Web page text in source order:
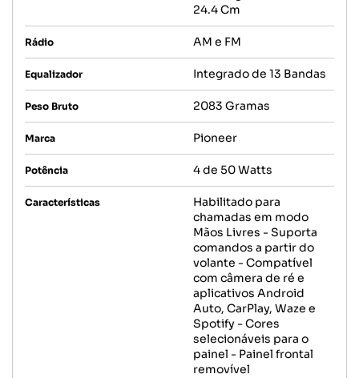
24.4 Cm
Rádio AM e FM
Equalizador Integrado de 13 Bandas
Peso Bruto 2083 Gramas
Marca Pioneer
Potência 4 de 50 Watts
Características
Habilitado para
chamadas em modo
Mãos Livres - Suporta
comandos a partir do
volante - Compatível
com câmera de ré e
aplicativos Android
Auto, CarPlay, Waze e
Spotify - Cores
selecionáveis para o
painel - Painel frontal
removível